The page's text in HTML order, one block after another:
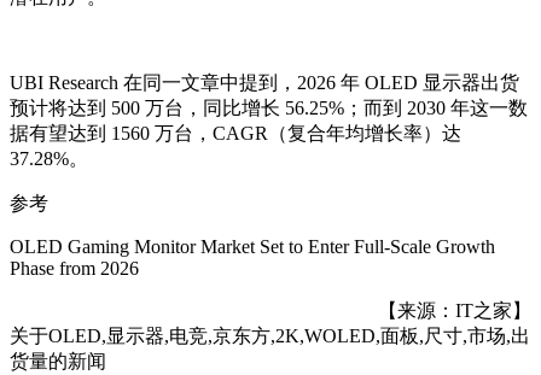
UBI Research 在同一文章中提到，2026 年 OLED 显示器出货
预计将达到 500 万台，同比增长 56.25%；而到 2030 年这一数
据有望达到 1560 万台，CAGR（复合年均增长率）达
37.28%。
参考
OLED Gaming Monitor Market Set to Enter Full-Scale Growth
Phase from 2026
【来源：IT之家】
关于OLED,显示器,电竞,京东方,2K,WOLED,面板,尺寸,市场,出
货量的新闻